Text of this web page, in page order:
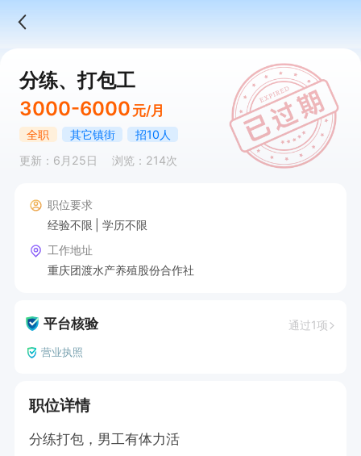
分练、打包工
3000-6000 元/月
全职 其它镇街
招10人
更新：6月25日
浏览：214次
职位要求
经验不限
学历不限
工作地址
重庆团渡水产养殖股份合作社
平台核验 通过1项
营业执照
职位详情
分练打包，男工有体力活